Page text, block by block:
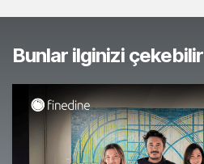
Bunlar ilginizi çekebilir